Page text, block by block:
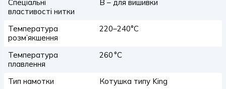
Спеціальні
властивості нитки
B – для вишивки
Температура
розм’якшення
220–240°C
Температура
плавлення
260 °C
Тип намотки
Котушка типу King